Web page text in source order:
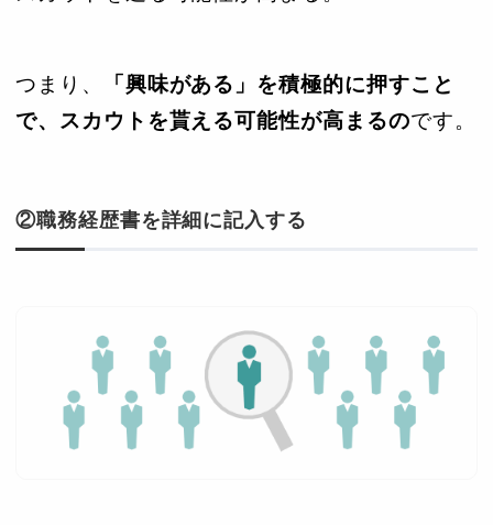
つまり、
「興味がある」を積極的に押すこと
で、スカウトを貰える可能性が高まるのです。
②職務経歴書を詳細に記入する